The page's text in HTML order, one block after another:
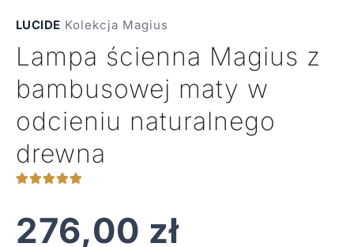
LUCIDE Kolekcja Magius
Lampa ścienna Magius z
bambusowej maty w
odcieniu naturalnego
drewna
276,00 zł